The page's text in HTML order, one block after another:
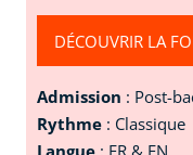
DÉCOUVRIR LA
Admission : Post-
Rythme : Classique
Langue : FR & EN